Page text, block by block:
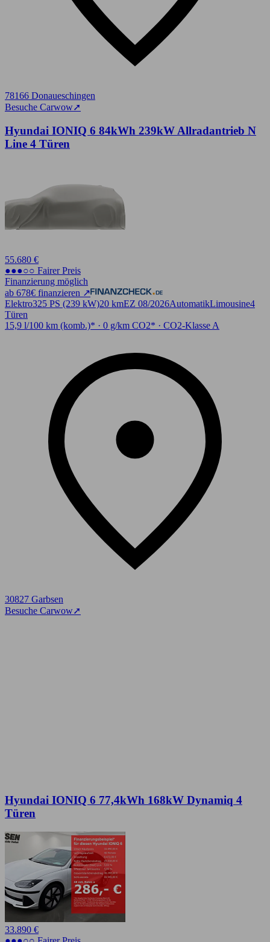
78166 Donaueschingen
Besuche Carwow➚
Hyundai IONIQ 6 84kWh 239kW Allradantrieb N
Line 4 Türen
55.680 €
●●●○○ Fairer Preis
Finanzierung möglich
ab 678€ finanzieren ↗
Elektro325 PS (239 kW)20 kmEZ 08/2026AutomatikLimousine4
Türen
15,9 l/100 km (komb.)* · 0 g/km CO2* · CO2-Klasse A
30827 Garbsen
Besuche Carwow➚
Hyundai IONIQ 6 77,4kWh 168kW Dynamiq 4
Türen
33.890 €